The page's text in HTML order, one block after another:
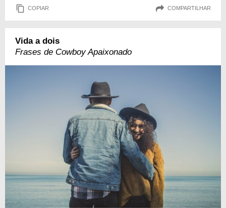
COPIAR COMPARTILHAR
Vida a dois
Frases de Cowboy Apaixonado